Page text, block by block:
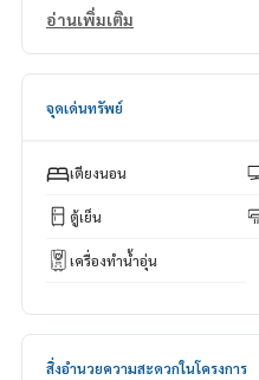
สิ่งอำนวยความสะดวก:
- ห้องซาวน่า
- CO-WORKING SPACE ชั้น 24
- Meeting Room ชั้น 24
- 7-11 อยู่ด้านหน้าโครงการ
นิทวงศ์
- Central ปิ่นเกล้า, Major
- Food Vila ราชพฤกษ์
อ่านเพิ่มเติม
จุดเด่นทรัพย์
เตียงนอน
ตู้เย็น
เครื่องทำน้ำอุ่น
สิ่งอำนวยความสะดวกในโครงการ